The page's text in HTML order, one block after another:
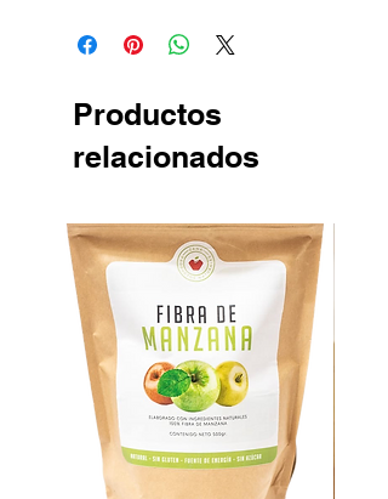
Productos
relacionados